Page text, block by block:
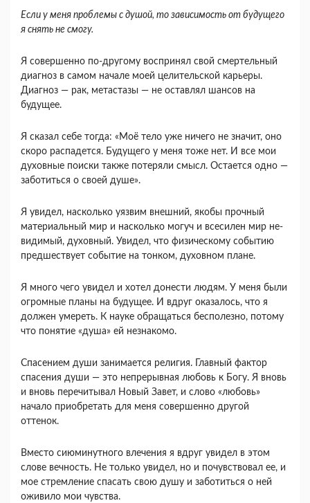
Если у меня проблемы с душой, то зависимость от будущего
я снять не смогу.
Я совершенно по-другому воспринял свой смер­тельный
диагноз в самом начале моей целительской карьеры.
Диагноз — рак, метастазы — не оставлял шансов на
будущее.
Я сказал себе тогда: «Моё тело уже ничего не значит, оно
скоро распа­дется. Будущего у меня тоже нет. И все мои
ду­ховные поиски также потеряли смысл. Остается одно —
заботиться о своей душе».
Я увидел, на­сколько уязвим внешний, якобы прочный
матери­альный мир и насколько могуч и всесилен мир не­
видимый, духовный. Увидел, что физическому со­бытию
предшествует событие на тонком, духовном плане.
Я много чего увидел и хотел донести лю­дям. У меня были
огромные планы на будущее. И вдруг оказалось, что я
должен умереть. К науке обращаться бесполезно, потому
что понятие «ду­ша» ей незнакомо.
Спасением души занимается религия. Главный фактор
спасения души — это непрерывная любовь к Богу. Я вновь
и вновь пе­речитывал Новый Завет, и слово «любовь»
начало приобретать для меня совершенно другой
оттенок.
Вместо сиюминутного влечения я вдруг увидел в этом
слове вечность. Не только увидел, но и по­чувствовал ее, и
мое стремление спасать свою душу и заботиться о ней
оживило мои чувства.